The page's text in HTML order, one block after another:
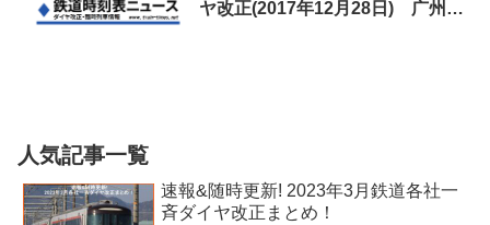
ヤ改正(2017年12月28日) 广州地
人気記事一覧
速報&随時更新! 2023年3月鉄道各社一
斉ダイヤ改正まとめ！